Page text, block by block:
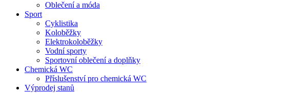
Oblečení a móda
Sport
Cyklistika
Koloběžky
Elektrokoloběžky
Vodní sporty
Sportovní oblečení a doplňky
Chemická WC
Příslušenství pro chemická WC
Výprodej stanů